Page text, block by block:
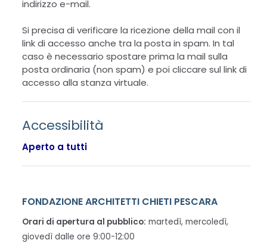
indirizzo e-mail.
Si precisa di verificare la ricezione della mail con il
link di accesso anche tra la posta in spam. In tal
caso è necessario spostare prima la mail sulla
posta ordinaria (non spam) e poi cliccare sul link di
accesso alla stanza virtuale.
Accessibilità
Aperto a tutti
FONDAZIONE ARCHITETTI CHIETI PESCARA
Orari di apertura al pubblico: martedì, mercoledì,
giovedì dalle ore 9:00-12:00